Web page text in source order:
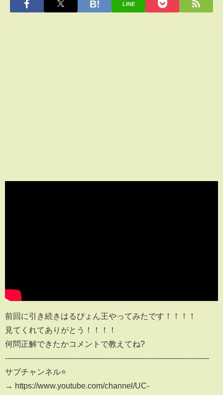
LINE
前回に引き続きはるぴょん王やってみたです！！！！
見てくれてありがとう！！！！
何問正解できたかコメントで教えてね?
----------------------------------------------------------------------------------
サブチャンネル⭐️
→ https://www.youtube.com/channel/UC-